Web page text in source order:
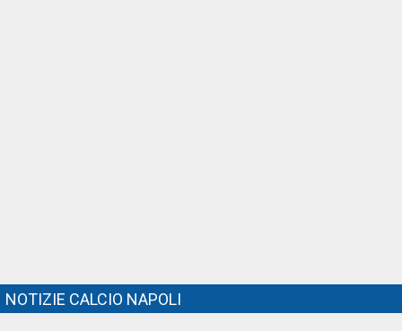
NOTIZIE CALCIO NAPOLI